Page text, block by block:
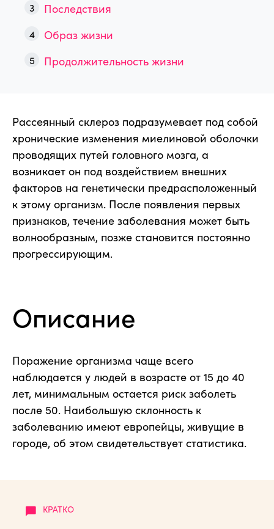
Последствия
Образ жизни
Продолжительность жизни
Рассеянный склероз подразумевает под собой
хронические изменения миелиновой оболочки
проводящих путей головного мозга, а
возникает он под воздействием внешних
факторов на генетически предрасположенный
к этому организм. После появления первых
признаков, течение заболевания может быть
волнообразным, позже становится постоянно
прогрессирующим.
Описание
Поражение организма чаще всего
наблюдается у людей в возрасте от 15 до 40
лет, минимальным остается риск заболеть
после 50. Наибольшую склонность к
заболеванию имеют европейцы, живущие в
городе, об этом свидетельствует статистика.